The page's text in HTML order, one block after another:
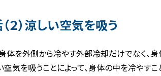
２）涼しい空気を吸う
体を外側から冷やす外部冷却だけでなく、
空気を吸うことによって、身体の中を冷やす